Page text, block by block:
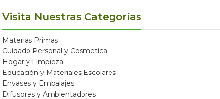
Visita Nuestras Categorías
Materias Primas
Cuidado Personal y Cosmetica
Hogar y Limpieza
Educación y Materiales Escolares
Envases y Embalajes
Difusores y Ambientadores